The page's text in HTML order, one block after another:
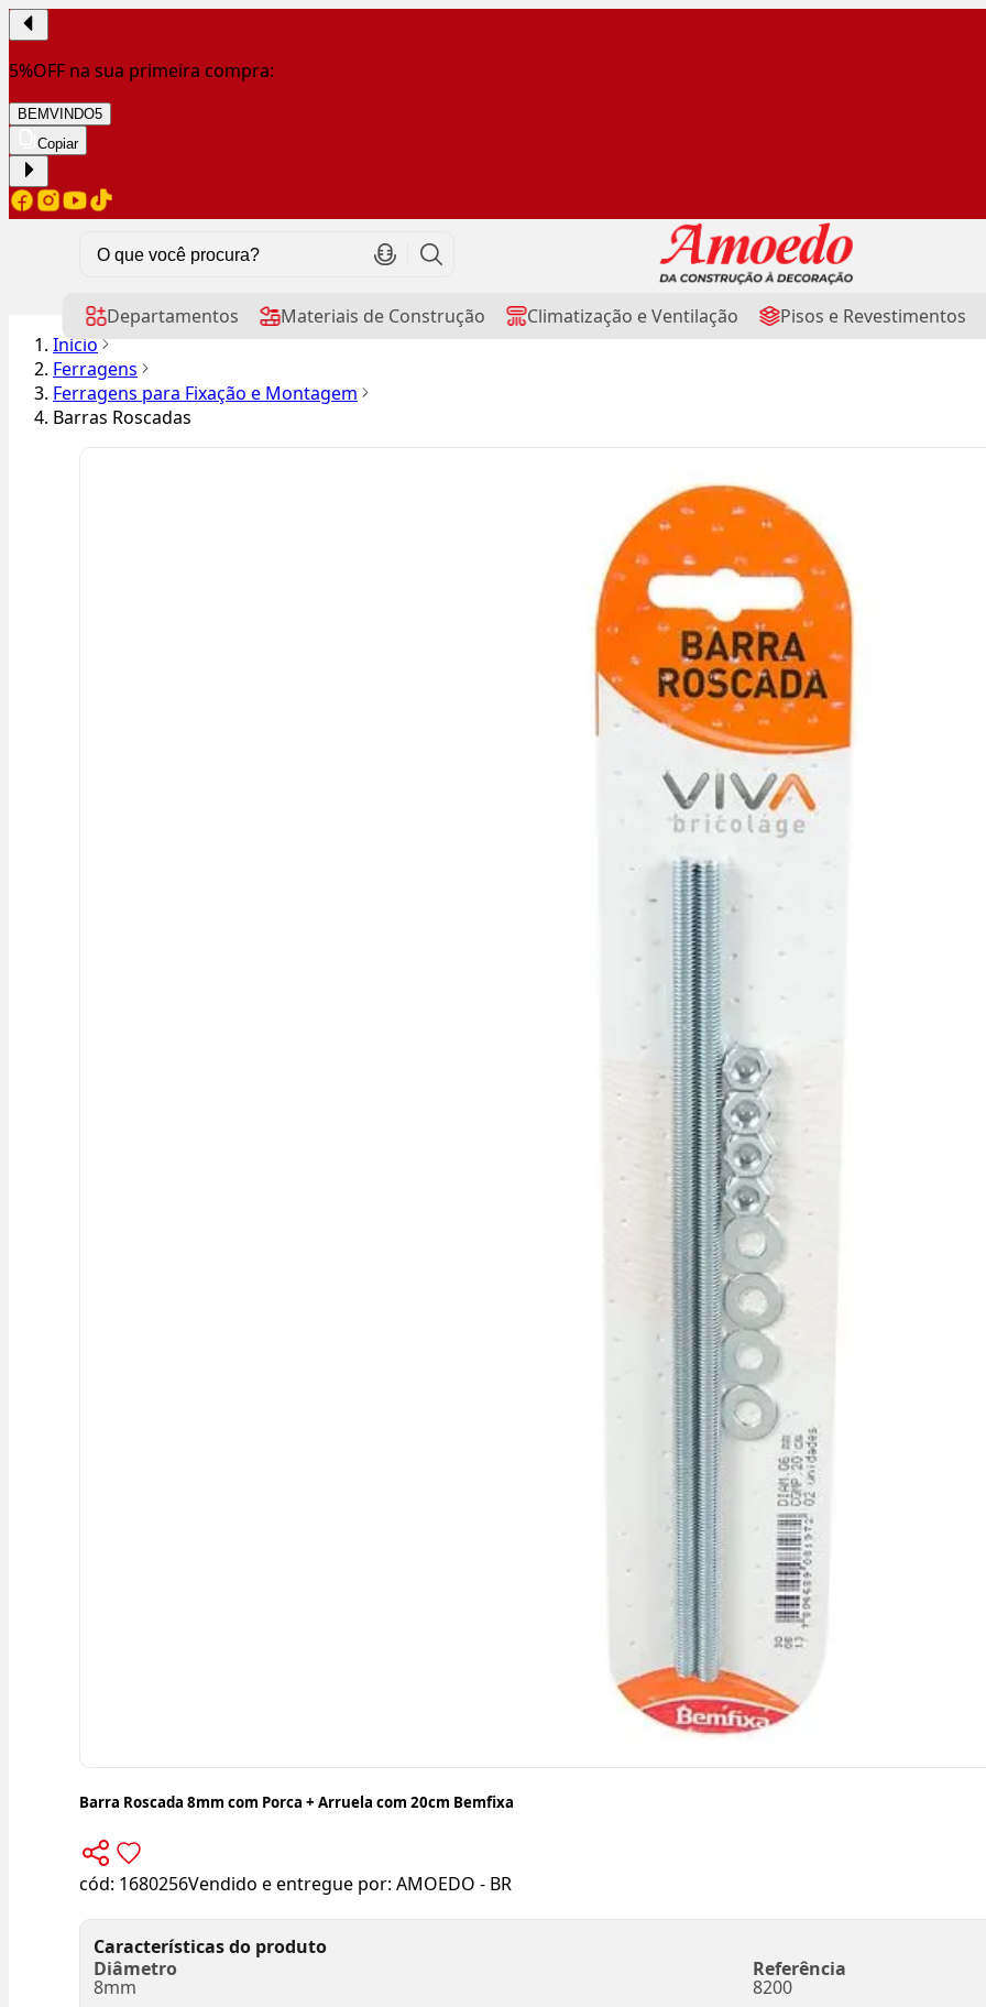
5%OFF na sua primeira compra:
BEMVINDO5
Copiar
Departamentos Materiais de Construção Climatização e Ventilação Pisos e Revestimentos
Início
Ferragens
Ferragens para Fixação e Montagem
Barras Roscadas
Barra Roscada 8mm com Porca + Arruela com 20cm Bemfixa
cód: 1680256Vendido e entregue por: AMOEDO - BR
Características do produto
Diâmetro
8mm
Referência
8200